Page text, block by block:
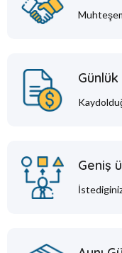
Günlük
Geniş